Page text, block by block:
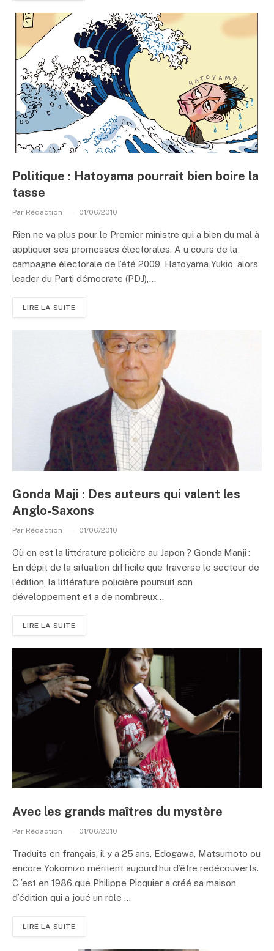
Politique : Hatoyama pourrait bien boire la
tasse
Par Rédaction 01/06/2010
Rien ne va plus pour le Premier ministre qui a bien du mal à
appliquer ses promesses électorales. A u cours de la
campagne électorale de l’été 2009, Hatoyama Yukio, alors
leader du Parti démocrate (PDJ),...
LIRE LA SUITE
Gonda Maji : Des auteurs qui valent les
Anglo-Saxons
Par Rédaction 01/06/2010
Où en est la littérature policière au Japon ? Gonda Manji :
En dépit de la situation difficile que traverse le secteur de
l’édition, la littérature policière poursuit son
développement et a de nombreux...
LIRE LA SUITE
Avec les grands maîtres du mystère
Par Rédaction 01/06/2010
Traduits en français, il y a 25 ans, Edogawa, Matsumoto ou
encore Yokomizo méritent aujourd’hui d’être redécouverts.
C ’est en 1986 que Philippe Picquier a créé sa maison
d’édition qui a joué un rôle ...
LIRE LA SUITE